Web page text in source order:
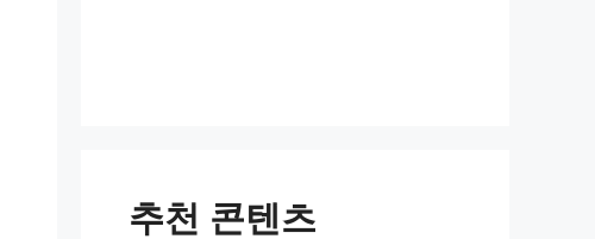
추천 콘텐츠